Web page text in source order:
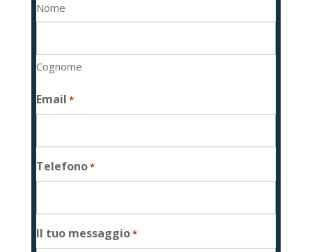
Nome
Cognome
Email *
Telefono*
Il tuo messaggio*